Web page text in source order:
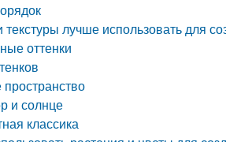
текстуры лучше использовать для
оттенки
и солнце
классика